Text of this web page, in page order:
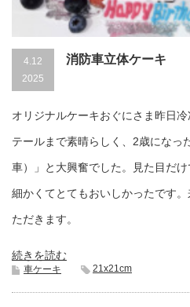
4.12
2025
消防車立体ケーキ
オリジナルケーキおぐにさま昨日
テールまで素晴らしく、2歳になっ
車）」と大興奮でした。見た目だ
細かくてとてもおいしかったです
ただきます。
続きを読む
車ケーキ 21x21cm